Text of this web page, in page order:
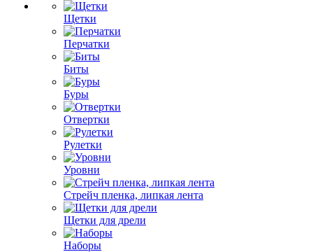
Щетки
Перчатки
Биты
Буры
Отвертки
Рулетки
Уровни
Стрейч пленка, липкая лента
Щетки для дрели
Наборы